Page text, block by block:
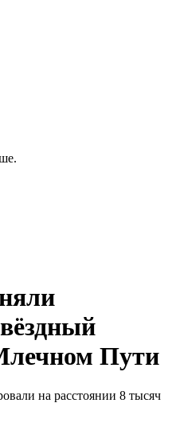
Пути
на расстоянии 8 тысяч